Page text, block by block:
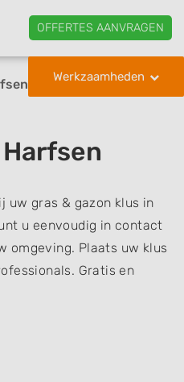
OFFERTES AANVRAGEN
Werkzaamheden
uw gras & gazon klus in
u eenvoudig in contact
omgeving. Plaats uw klus
Gratis en